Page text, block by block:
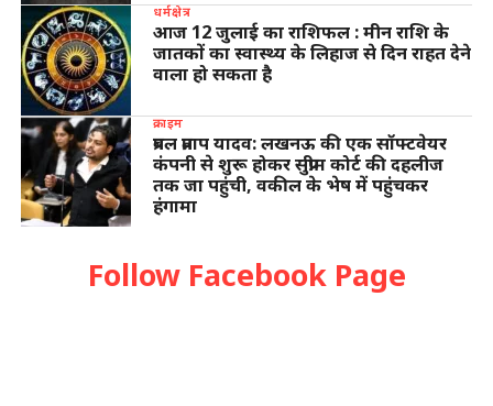
धर्मक्षेत्र
आज 12 जुलाई का राशिफल : मीन राशि के
जातकों का स्वास्थ्य के लिहाज से दिन राहत देने
वाला हो सकता है
क्राइम
प्रबल प्रताप यादव: लखनऊ की एक सॉफ्टवेयर
कंपनी से शुरू होकर सुप्रीम कोर्ट की दहलीज
तक जा पहुंची, वकील के भेष में पहुंचकर
हंगामा
Follow Facebook Page